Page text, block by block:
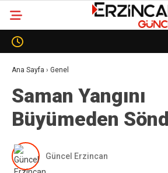
Erzincanspor’da Tarihi
Ana Sayfa › Genel
Saman Yangını
Büyümeden
Güncel Erzincan